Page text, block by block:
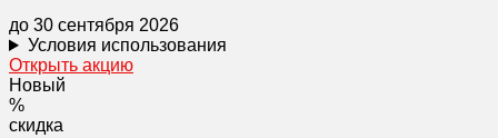
до 30 сентября 2026
Условия использования
Открыть акцию
Новый
%
скидка